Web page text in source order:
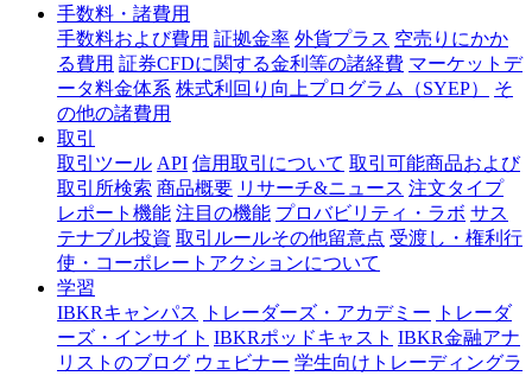
手数料・諸費用
手数料および費用 証拠金率 外貨プラス 空売りにかか
る費用 証券CFDに関する金利等の諸経費 マーケットデ
ータ料金体系 株式利回り向上プログラム（SYEP）
そ
の他の諸費用
取引
取引ツール API 信用取引について 取引可能商品および
取引所検索 商品概要 リサーチ&ニュース 注文タイプ
レポート機能 注目の機能 プロバビリティ・ラボ サス
テナブル投資 取引ルールその他留意点 受渡し・権利行
使・コーポレートアクションについて
学習
IBKRキャンパス
トレーダーズ・アカデミー
トレーダ
ーズ・インサイト IBKRポッドキャスト IBKR金融アナ
リストのブログ ウェビナー 学生向けトレーディングラ